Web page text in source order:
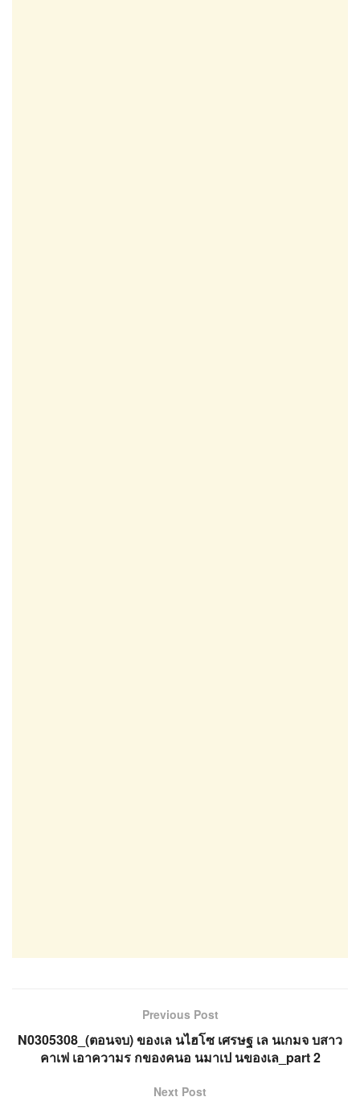
Previous Post
N0305308_(ตอนจบ) ของเล นไฮโซ เศรษฐ เล นเกมจ บสาว
คาเฟ เอาความร กของคนอ นมาเป นของเล_part 2
Next Post